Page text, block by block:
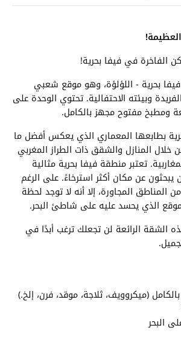
الفاخرة في فيفا بحرية!
بحرية - اللؤلؤة، وهو موقع شعبي
وبيئته الاحتفالية. تحتوي الوحدة على
مفتوح مجهز بالكامل.
بطابعها المعماري الذي يعكس أفضل ما
المنازل والشقق ذات الطراز المغربي
تعتبر منطقة فيفا بحرية مثالية
يبحثون عن مكان أكثر استرخاءً. على الرغم
المناطق المجاورة، إلا أنه لا توجد لحظة
الذي يحسد عليه على شاطئ البحر.
الشقة الرائعة لن تجعلك ترغب أبدًا في
(ميكروويف، ثلاجة، موقد، فرن، إلخ.)
البحر